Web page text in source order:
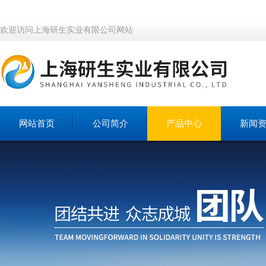
欢迎访问上海研生实业有限公司网站
网站首页 公司简介 产品中心 新闻